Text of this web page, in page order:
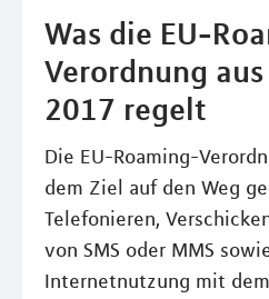
Was die EU-
Verordnung
2017 regelt
Die EU-Roaming-
dem Ziel auf den Weg
Telefonieren,
von SMS oder MMS
Internetnutzung mit